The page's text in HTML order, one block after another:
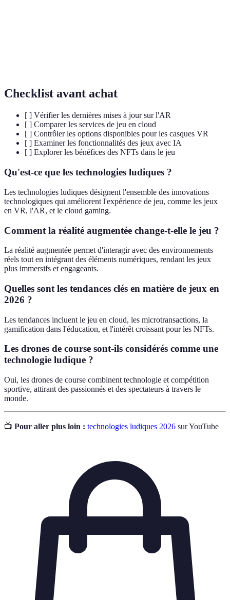
Checklist avant achat
[ ] Vérifier les dernières mises à jour sur l'AR
[ ] Comparer les services de jeu en cloud
[ ] Contrôler les options disponibles pour les casques VR
[ ] Examiner les fonctionnalités des jeux avec IA
[ ] Explorer les bénéfices des NFTs dans le jeu
Qu'est-ce que les technologies ludiques ?
Les technologies ludiques désignent l'ensemble des innovations
technologiques qui améliorent l'expérience de jeu, comme les jeux
en VR, l'AR, et le cloud gaming.
Comment la réalité augmentée change-t-elle le jeu ?
La réalité augmentée permet d'interagir avec des environnements
réels tout en intégrant des éléments numériques, rendant les jeux
plus immersifs et engageants.
Quelles sont les tendances clés en matière de jeux en
2026 ?
Les tendances incluent le jeu en cloud, les microtransactions, la
gamification dans l'éducation, et l'intérêt croissant pour les NFTs.
Les drones de course sont-ils considérés comme une
technologie ludique ?
Oui, les drones de course combinent technologie et compétition
sportive, attirant des passionnés et des spectateurs à travers le
monde.
📺 Pour aller plus loin : technologies ludiques 2026 sur YouTube